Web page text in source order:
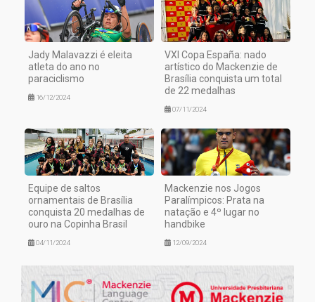
Jady Malavazzi é eleita
atleta do ano no
paraciclismo
16/12/2024
VXI Copa España: nado
artístico do Mackenzie de
Brasília conquista um total
de 22 medalhas
07/11/2024
Equipe de saltos
ornamentais de Brasília
conquista 20 medalhas de
ouro na Copinha Brasil
04/11/2024
Mackenzie nos Jogos
Paralímpicos: Prata na
natação e 4º lugar no
handbike
12/09/2024